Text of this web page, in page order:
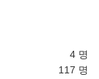
4 명
117 명